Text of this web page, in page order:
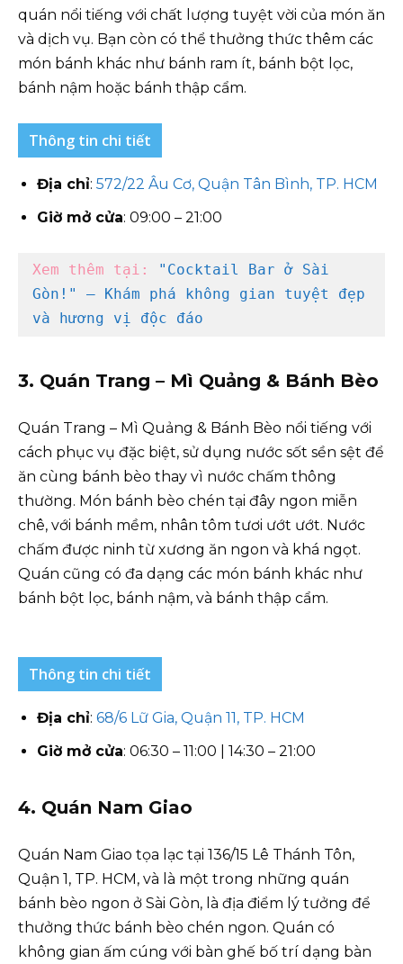
quán nổi tiếng với chất lượng tuyệt vời của món ăn
và dịch vụ. Bạn còn có thể thưởng thức thêm các
món bánh khác như bánh ram ít, bánh bột lọc,
bánh nậm hoặc bánh thập cẩm.
Thông tin chi tiết
Địa chỉ: 572/22 Âu Cơ, Quận Tân Bình, TP. HCM
Giờ mở cửa: 09:00 – 21:00
Xem thêm tại:
"Cocktail Bar ở Sài
Gòn!" – Khám phá không gian tuyệt đẹp
và hương vị độc đáo
3. Quán Trang – Mì Quảng & Bánh Bèo
Quán Trang – Mì Quảng & Bánh Bèo nổi tiếng với
cách phục vụ đặc biệt, sử dụng nước sốt sền sệt để
ăn cùng bánh bèo thay vì nước chấm thông
thường. Món bánh bèo chén tại đây ngon miễn
chê, với bánh mềm, nhân tôm tươi ướt ướt. Nước
chấm được ninh từ xương ăn ngon và khá ngọt.
Quán cũng có đa dạng các món bánh khác như
bánh bột lọc, bánh nậm, và bánh thập cẩm.
Thông tin chi tiết
Địa chỉ: 68/6 Lữ Gia, Quận 11, TP. HCM
Giờ mở cửa: 06:30 – 11:00 | 14:30 – 21:00
4. Quán Nam Giao
Quán Nam Giao tọa lạc tại 136/15 Lê Thánh Tôn,
Quận 1, TP. HCM, và là một trong những quán
bánh bèo ngon ở Sài Gòn, là địa điểm lý tưởng để
thưởng thức bánh bèo chén ngon. Quán có
không gian ấm cúng với bàn ghế bố trí dạng bàn